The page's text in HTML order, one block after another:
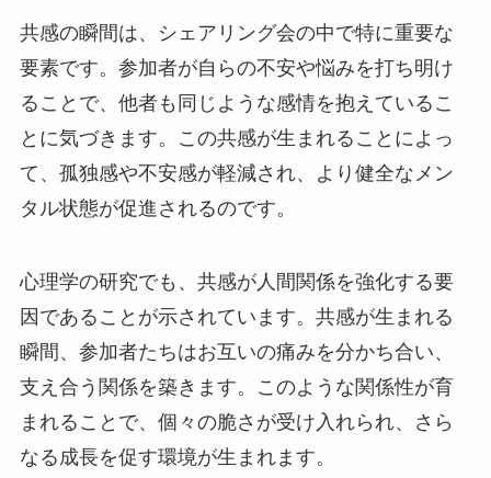
共感の瞬間は、シェアリング会の中で特に重要な
要素です。参加者が自らの不安や悩みを打ち明け
ることで、他者も同じような感情を抱えているこ
とに気づきます。この共感が生まれることによっ
て、孤独感や不安感が軽減され、より健全なメン
タル状態が促進されるのです。
心理学の研究でも、共感が人間関係を強化する要
因であることが示されています。共感が生まれる
瞬間、参加者たちはお互いの痛みを分かち合い、
支え合う関係を築きます。このような関係性が育
まれることで、個々の脆さが受け入れられ、さら
なる成長を促す環境が生まれます。